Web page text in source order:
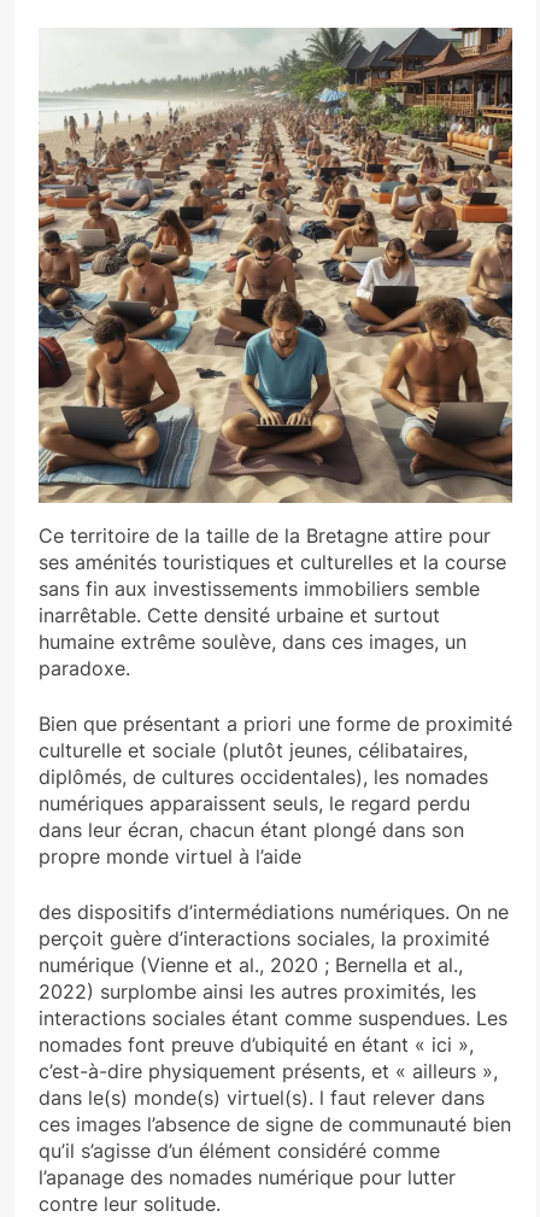
Ce territoire de la taille de la Bretagne attire pour
ses aménités touristiques et culturelles et la course
sans fin aux investissements immobiliers semble
inarrêtable. Cette densité urbaine et surtout
humaine extrême soulève, dans ces images, un
paradoxe.
Bien que présentant a priori une forme de proximité
culturelle et sociale (plutôt jeunes, célibataires,
diplômés, de cultures occidentales), les nomades
numériques apparaissent seuls, le regard perdu
dans leur écran, chacun étant plongé dans son
propre monde virtuel à l’aide
des dispositifs d’intermédiations numériques. On ne
perçoit guère d’interactions sociales, la proximité
numérique (Vienne et al., 2020 ; Bernella et al.,
2022) surplombe ainsi les autres proximités, les
interactions sociales étant comme suspendues. Les
nomades font preuve d’ubiquité en étant « ici »,
c’est-à-dire physiquement présents, et « ailleurs »,
dans le(s) monde(s) virtuel(s). l faut relever dans
ces images l’absence de signe de communauté bien
qu’il s’agisse d’un élément considéré comme
l’apanage des nomades numérique pour lutter
contre leur solitude.